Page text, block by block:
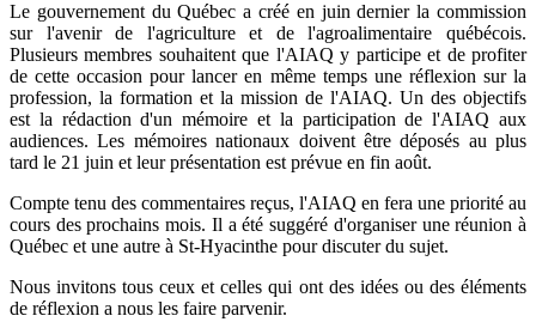
Le gouvernement du Québec a créé en juin dernier la commission
sur l'avenir de l'agriculture et de l'agroalimentaire québécois.
Plusieurs membres souhaitent que l'AIAQ y participe et de profiter
de cette occasion pour lancer en même temps une réflexion sur la
profession, la formation et la mission de l'AIAQ. Un des objectifs
est la rédaction d'un mémoire et la participation de l'AIAQ aux
audiences. Les mémoires nationaux doivent être déposés au plus
tard le 21 juin et leur présentation est prévue en fin août.
Compte tenu des commentaires reçus, l'AIAQ en fera une priorité au
cours des prochains mois. Il a été suggéré d'organiser une réunion à
Québec et une autre à St-Hyacinthe pour discuter du sujet.
Nous invitons tous ceux et celles qui ont des idées ou des éléments
de réflexion a nous les faire parvenir.